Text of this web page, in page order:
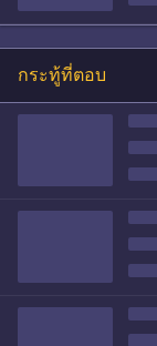
กระทู้ที่ตอบ